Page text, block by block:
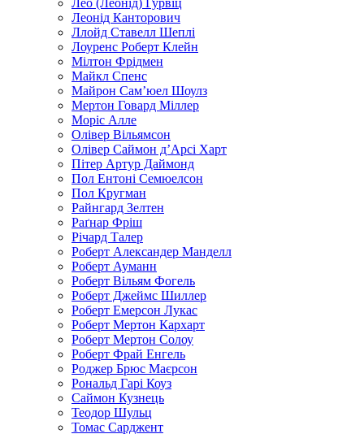
Леонід Канторович
Ллойд Ставелл Шеплі
Лоуренс Роберт Клейн
Мілтон Фрідмен
Майкл Спенс
Майрон Сам’юел Шоулз
Мертон Говард Міллер
Моріс Алле
Олівер Вільямсон
Олівер Саймон д’Арсі Харт
Пітер Артур Даймонд
Пол Ентоні Семюелсон
Пол Кругман
Райнгард Зелтен
Раґнар Фріш
Річард Талер
Роберт Александер Манделл
Роберт Ауманн
Роберт Вільям Фогель
Роберт Джеймс Шиллер
Роберт Емерсон Лукас
Роберт Мертон Кархарт
Роберт Мертон Солоу
Роберт Фрай Енгель
Роджер Брюс Маєрсон
Рональд Гарі Коуз
Саймон Кузнець
Теодор Шульц
Томас Сарджент